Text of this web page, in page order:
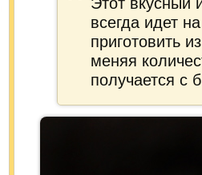
всегда идет
приготовить
меняя
получается с